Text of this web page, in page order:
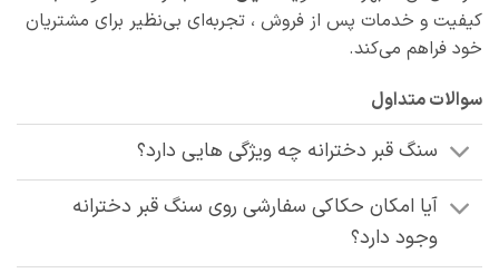
کیفیت و خدمات پس از فروش ، تجربه‌ای بی‌نظیر برای مشتریان
خود فراهم می‌کند.
سوالات متداول
سنگ قبر دخترانه چه ویژگی‌ هایی دارد؟
آیا امکان حکاکی سفارشی روی سنگ قبر دخترانه
وجود دارد؟